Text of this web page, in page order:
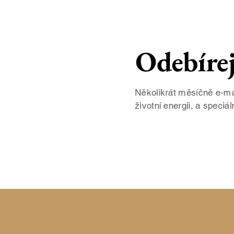
Několikrát měsíčně e-
životní energii, a